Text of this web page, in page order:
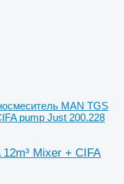
MAN TGS
pump Just 200.228
Mixer + CIFA